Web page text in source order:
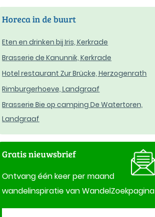
Horeca in de buurt
Eten en drinken bij Iris, Kerkrade
Brasserie de Kanunnik, Kerkrade
Hotel restaurant Zur Brücke, Herzogenrath
Rimburgerhoeve, Landgraaf
Brasserie Bie op camping De Watertoren,
Landgraaf
Gratis nieuwsbrief
Ontvang één keer per maand
wandelinspiratie van WandelZoekpagina